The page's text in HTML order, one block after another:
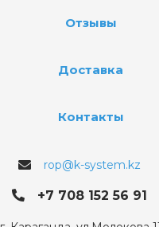
Отзывы
Доставка
Контакты
rop@k-system.kz
+7 708 152 56 91